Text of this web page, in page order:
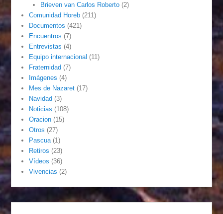
Brieven van Carlos Roberto(2)
Comunidad Horeb (211)
Documentos (421)
Encuentros (7)
Entrevistas (4)
Equipo internacional (11)
Fraternidad (7)
Imágenes (4)
Mes de Nazaret (17)
Navidad (3)
Noticias (108)
Oracion (15)
Otros (27)
Pascua (1)
Retiros (23)
Vídeos (36)
Vivencias (2)